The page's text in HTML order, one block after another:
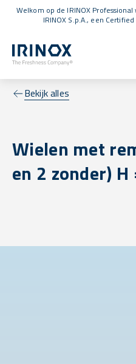
Welkom op de IRINOX
IRINOX S.p.A., een
Bekijk alles
Wielen met
en 2 zonder)